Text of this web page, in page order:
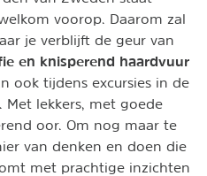
voorop. Daarom zal
je verblijft de geur van
en knisperend haardvuur
ook tijdens excursies in de
lekkers, met goede
oor. Om nog maar te
van denken en doen die
met prachtige inzichten